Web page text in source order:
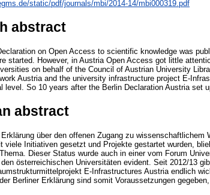
static/pdf/journals/mbi/2014-14/mbi000319.pdf
abstract
on Open Access to scientific knowledge was
started. However, in Austria Open Access got little
on behalf of the Council of Austrian University
Austria and the university infrastructure project E-
level. So 10 years after the Berlin Declaration Austria set
abstract
Erklärung über den offenen Zugang zu
viele Initiativen gesetzt und Projekte gestartet wurden,
Dieser Status wurde auch in einer vom Forum
österreichischen Universitäten evident. Seit 2012/13
E-Infrastructures Austria endlich
Berliner Erklärung sind somit Voraussetzungen